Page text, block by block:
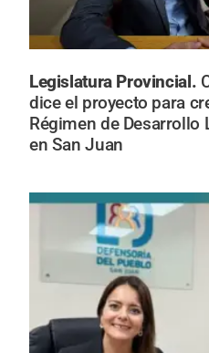
Legislatura Provincial.
dice el proyecto para
Régimen de Desarrollo
en San Juan